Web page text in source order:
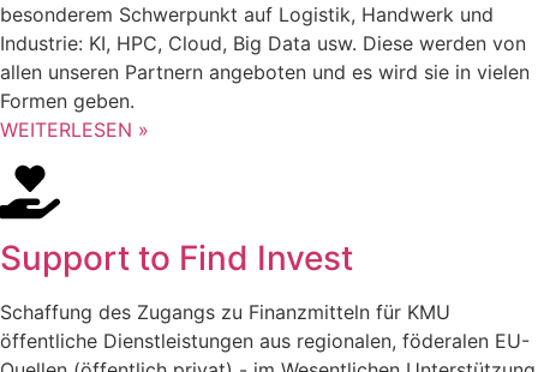
besonderem Schwerpunkt auf Logistik, Handwerk und
Industrie: KI, HPC, Cloud, Big Data usw. Diese werden von
allen unseren Partnern angeboten und es wird sie in vielen
Formen geben.
WEITERLESEN »
Support to Find Invest
Schaffung des Zugangs zu Finanzmitteln für KMU
öffentliche Dienstleistungen aus regionalen, föderalen EU-